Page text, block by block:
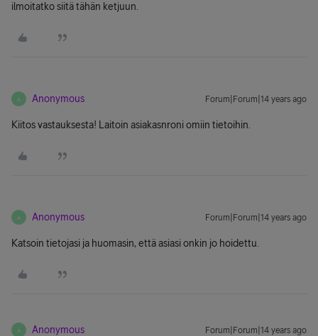
ilmoitatko siitä tähän ketjuun.
A Anonymous Forum|Forum|14 years ago
Kiitos vastauksesta! Laitoin asiakasnroni omiin tietoihin.
A Anonymous Forum|Forum|14 years ago
Katsoin tietojasi ja huomasin, että asiasi onkin jo hoidettu.
A Anonymous Forum|Forum|14 years ago